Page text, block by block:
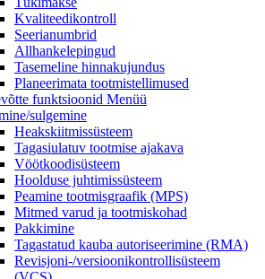
Kvaliteedikontroll
Seerianumbrid
Allhankelepingud
Tasemeline hinnakujundus
Planeerimata tootmistellimused
funktsioonid Menüü
sulgemine
Heakskiitmissüsteem
Tagasiulatuv tootmise ajakava
Vöötkoodisüsteem
Hoolduse juhtimissüsteem
Peamine tootmisgraafik (MPS)
Mitmed varud ja tootmiskohad
Pakkimine
Tagastatud kauba autoriseerimine (RMA)
Revisjoni-/versioonikontrollisüsteem